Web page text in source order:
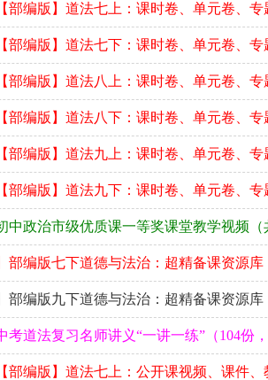
部编版】道法七上：课时卷、单元卷、专
部编版】道法七下：课时卷、单元卷、专
部编版】道法八上：课时卷、单元卷、专
部编版】道法八下：课时卷、单元卷、专
部编版】道法九上：课时卷、单元卷、专
部编版】道法九下：课时卷、单元卷、专
中政治市级优质课一等奖课堂教学视频（
部编版七下道德与法治：超精备课资源
部编版九下道德与法治：超精备课资源
考道法复习名师讲义“一讲一练”（104份
部编版】道法七上：公开课视频、课件、